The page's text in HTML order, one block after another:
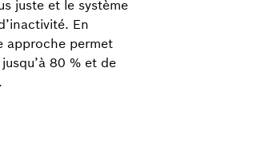
juste et le système
En
approche permet
80 % et de